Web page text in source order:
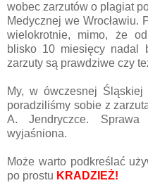
wobec zarzutów o plagiat
Medycznej we Wrocławiu.
wielokrotnie, mimo, że
blisko 10 miesięcy nadal
zarzuty są prawdziwe czy
My, w ówczesnej
poradziliśmy sobie z
A. Jendryczce.
wyjaśniona.
Może warto podkreślać
po prostu KRADZIEŻ!